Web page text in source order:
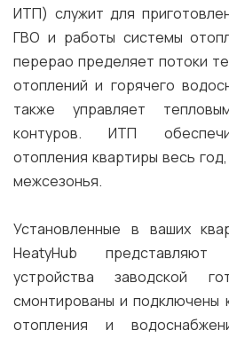
ИТП) служит для
ГВО и работы системы
перерао пределяет потоки
отоплений и горячего
также управляет
контуров. ИТП
отопления квартиры весь
межсезонья.
Установленные в ваших
HeatyHub
устройства заводской
смонтированы и подключены
отопления и